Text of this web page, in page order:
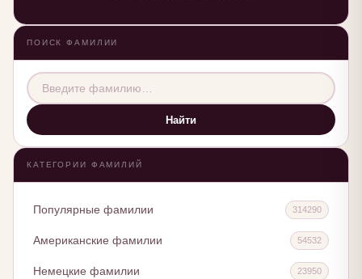
ПОИСК ФАМИЛИИ
Найти
КАТЕГОРИИ ФАМИЛИЙ
Популярные фамилии 314290
Американские фамилии 54532
Немецкие фамилии 23950